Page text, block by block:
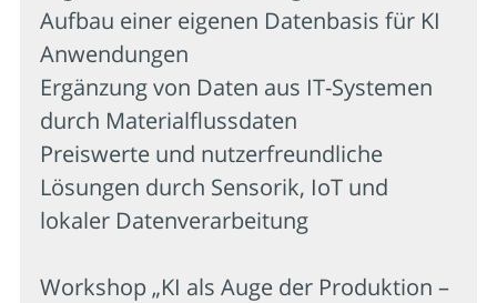
Aufbau einer eigenen Datenbasis für KI
Anwendungen
Ergänzung von Daten aus IT-Systemen
durch Materialflussdaten
Preiswerte und nutzerfreundliche
Lösungen durch Sensorik, IoT und
lokaler Datenverarbeitung
Workshop „KI als Auge der Produktion –